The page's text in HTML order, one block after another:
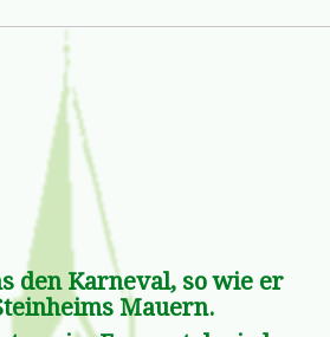
den Karneval, so wie er
Mauern.